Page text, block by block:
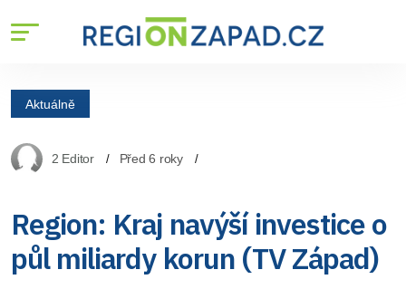
Aktuálně
2 Editor Před 6 roky
Region: Kraj navýší investice o
půl miliardy korun (TV Západ)